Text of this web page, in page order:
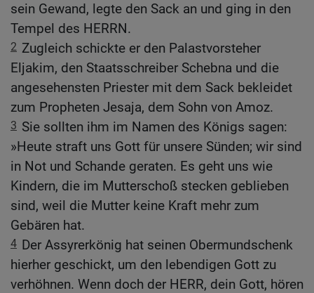
sein Gewand, legte den Sack an und ging in den
Tempel des HERRN.
2 Zugleich schickte er den Palastvorsteher
Eljakim, den Staatsschreiber Schebna und die
angesehensten Priester mit dem Sack bekleidet
zum Propheten Jesaja, dem Sohn von Amoz.
3 Sie sollten ihm im Namen des Königs sagen:
»Heute straft uns Gott für unsere Sünden; wir sind
in Not und Schande geraten. Es geht uns wie
Kindern, die im Mutterschoß stecken geblieben
sind, weil die Mutter keine Kraft mehr zum
Gebären hat.
4 Der Assyrerkönig hat seinen Obermundschenk
hierher geschickt, um den lebendigen Gott zu
verhöhnen. Wenn doch der HERR, dein Gott, hören